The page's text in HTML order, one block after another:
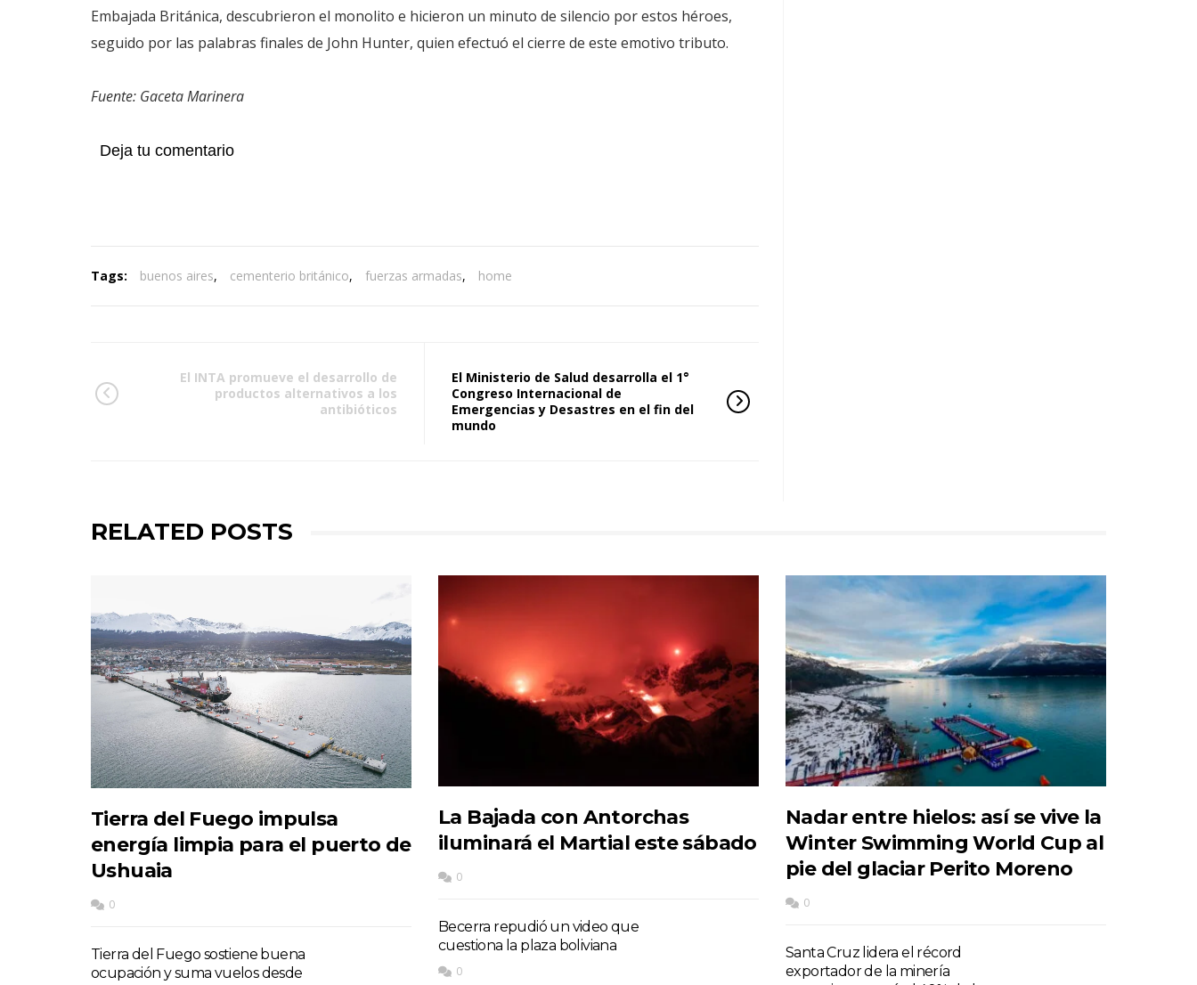
Embajada Británica, descubrieron el monolito e hicieron un minuto de silencio por estos héroes,
seguido por las palabras finales de John Hunter, quien efectuó el cierre de este emotivo tributo.
Fuente: Gaceta Marinera
Deja tu comentario
Tags: buenos aires, cementerio británico, fuerzas armadas, home
El INTA promueve el desarrollo de
productos alternativos a los
antibióticos
El Ministerio de Salud desarrolla el 1°
Congreso Internacional de
Emergencias y Desastres en el fin del
mundo
RELATED POSTS
Tierra del Fuego impulsa
energía limpia para el puerto de
Ushuaia
0
Tierra del Fuego sostiene buena
ocupación y suma vuelos desde
La Bajada con Antorchas
iluminará el Martial este sábado
0
Becerra repudió un video que
cuestiona la plaza boliviana
0
Nadar entre hielos: así se vive la
Winter Swimming World Cup al
pie del glaciar Perito Moreno
0
Santa Cruz lidera el récord
exportador de la minería